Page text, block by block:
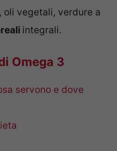
vegetali, verdure a
integrali.
Omega 3
servono e dove